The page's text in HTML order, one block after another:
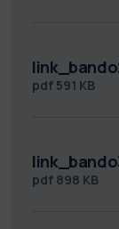
pdf 591 KB
pdf 898 KB